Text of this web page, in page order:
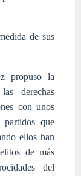
de sus
propuso la
derechas
con unos
partidos que
ellos han
de más
del